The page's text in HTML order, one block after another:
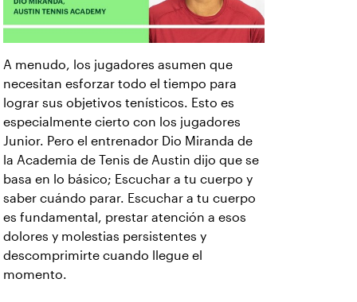
A menudo, los jugadores asumen que
necesitan esforzar todo el tiempo para
lograr sus objetivos tenísticos. Esto es
especialmente cierto con los jugadores
Junior. Pero el entrenador Dio Miranda de
la Academia de Tenis de Austin dijo que se
basa en lo básico; Escuchar a tu cuerpo y
saber cuándo parar. Escuchar a tu cuerpo
es fundamental, prestar atención a esos
dolores y molestias persistentes y
descomprimirte cuando llegue el
momento.